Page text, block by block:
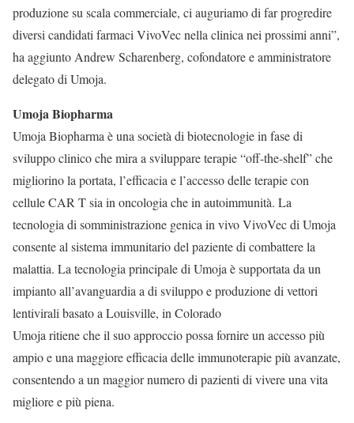
produzione su scala commerciale, ci auguriamo di far progredire
diversi candidati farmaci VivoVec nella clinica nei prossimi anni”,
ha aggiunto Andrew Scharenberg, cofondatore e amministratore
delegato di Umoja.
Umoja Biopharma
Umoja Biopharma è una società di biotecnologie in fase di
sviluppo clinico che mira a sviluppare terapie “off-the-shelf” che
migliorino la portata, l’efficacia e l’accesso delle terapie con
cellule CAR T sia in oncologia che in autoimmunità. La
tecnologia di somministrazione genica in vivo VivoVec di Umoja
consente al sistema immunitario del paziente di combattere la
malattia. La tecnologia principale di Umoja è supportata da un
impianto all’avanguardia a di sviluppo e produzione di vettori
lentivirali basato a Louisville, in Colorado
Umoja ritiene che il suo approccio possa fornire un accesso più
ampio e una maggiore efficacia delle immunoterapie più avanzate,
consentendo a un maggior numero di pazienti di vivere una vita
migliore e più piena.